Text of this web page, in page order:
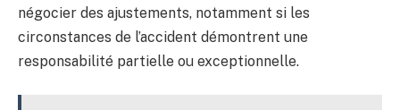
négocier des ajustements, notamment si les
circonstances de l’accident démontrent une
responsabilité partielle ou exceptionnelle.